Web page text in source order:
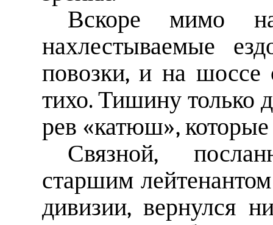
Вскоре мимо
нахлестываемые
повозки, и на
тихо. Тишину только
рев «катюш», которые
Связной,
старшим
дивизии, вернулся